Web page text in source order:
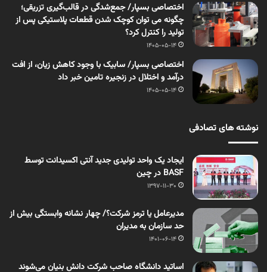
اختصاصی بسپار/ جمع‌شدگی در قالب‌گیری تزریقی؛
چگونه می توان کوچک شدن قطعات پلاستیکی پس از
تولید را کنترل کرد؟
1405-05-14
اختصاصی بسپار/ سابیک با وجود کاهش زیان، از افت
درآمد و اختلال در زنجیره تامین خبر داد
1405-05-14
نوشته های تصادفی
ایجاد یک واحد تولیدی جدید آنتی اکسیدانت توسط
BASF در چین
1397-11-30
مدیرعامل یا ترمز شرکت؟/ چهار نشانه‌‌ وابستگی بیش از
حد سازمان به مدیران
1401-06-14
اساتید دانشگاه صاحب شرکت دانش بنیان می‌شوند